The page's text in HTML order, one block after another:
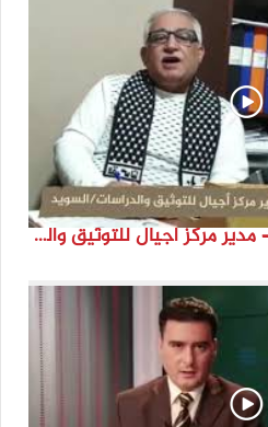
انتماء 2020: أحمد الباش – مدير مركز أجيال للتوثيق والدراسات – السويد